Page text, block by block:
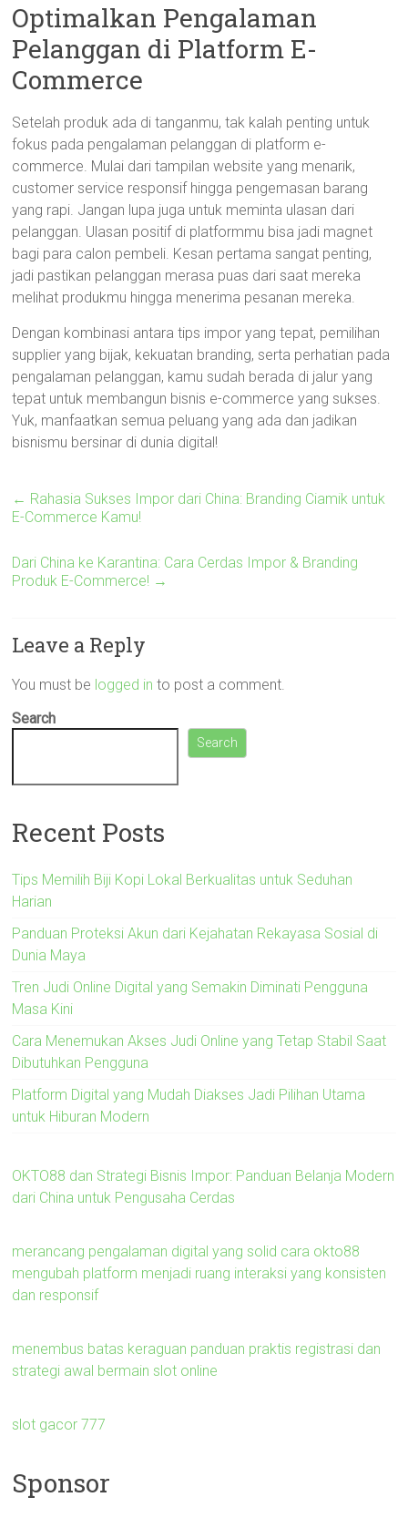
Optimalkan Pengalaman
Pelanggan di Platform E-
Commerce
Setelah produk ada di tanganmu, tak kalah penting untuk
fokus pada pengalaman pelanggan di platform e-
commerce. Mulai dari tampilan website yang menarik,
customer service responsif hingga pengemasan barang
yang rapi. Jangan lupa juga untuk meminta ulasan dari
pelanggan. Ulasan positif di platformmu bisa jadi magnet
bagi para calon pembeli. Kesan pertama sangat penting,
jadi pastikan pelanggan merasa puas dari saat mereka
melihat produkmu hingga menerima pesanan mereka.
Dengan kombinasi antara tips impor yang tepat, pemilihan
supplier yang bijak, kekuatan branding, serta perhatian pada
pengalaman pelanggan, kamu sudah berada di jalur yang
tepat untuk membangun bisnis e-commerce yang sukses.
Yuk, manfaatkan semua peluang yang ada dan jadikan
bisnismu bersinar di dunia digital!
← Rahasia Sukses Impor dari China: Branding Ciamik untuk
E-Commerce Kamu!
Dari China ke Karantina: Cara Cerdas Impor & Branding
Produk E-Commerce! →
Leave a Reply
You must be logged in to post a comment.
Search
Search
Recent Posts
Tips Memilih Biji Kopi Lokal Berkualitas untuk Seduhan
Harian
Panduan Proteksi Akun dari Kejahatan Rekayasa Sosial di
Dunia Maya
Tren Judi Online Digital yang Semakin Diminati Pengguna
Masa Kini
Cara Menemukan Akses Judi Online yang Tetap Stabil Saat
Dibutuhkan Pengguna
Platform Digital yang Mudah Diakses Jadi Pilihan Utama
untuk Hiburan Modern
OKTO88 dan Strategi Bisnis Impor: Panduan Belanja Modern
dari China untuk Pengusaha Cerdas
merancang pengalaman digital yang solid cara okto88
mengubah platform menjadi ruang interaksi yang konsisten
dan responsif
menembus batas keraguan panduan praktis registrasi dan
strategi awal bermain slot online
slot gacor 777
Sponsor